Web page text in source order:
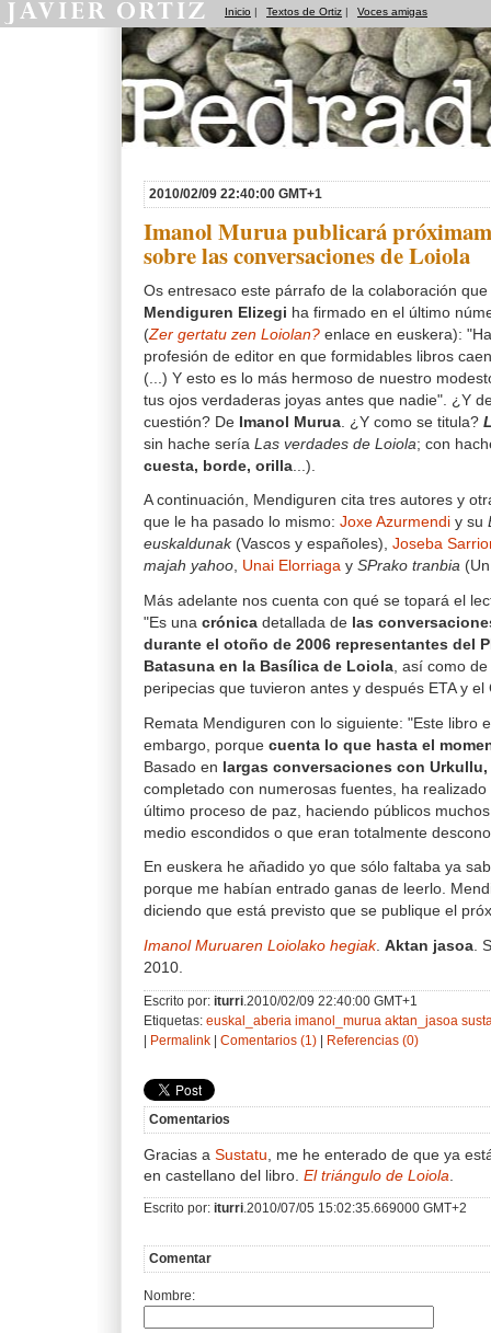
Inicio | Textos de Ortiz | Voces amigas
2010/02/09 22:40:00 GMT+1
Imanol Murua publicará
sobre las conversaciones de Loiola
Os entresaco este párrafo de la colaboración
Mendiguren Elizegi ha firmado en el último
(Zer gertatu zen Loiolan? enlace en euskera):
profesión de editor en que formidables libros
(...) Y esto es lo más hermoso de nuestro
tus ojos verdaderas joyas antes que nadie". ¿Y
cuestión? De Imanol Murua . ¿Y como se titula?
sin hache sería Las verdades de Loiola; con
cuesta, borde, orilla ...).
A continuación, Mendiguren cita tres autores y
que le ha pasado lo mismo: Joxe Azurmendi y su
euskaldunak(Vascos y españoles), Joseba
majah yahoo, Unai Elorriaga y SPrako tranbia
Más adelante nos cuenta con qué se topará el
"Es una crónica detallada de las
durante el otoño de 2006 representantes del
Batasuna en la Basílica de Loiola, así como
peripecias que tuvieron antes y después ETA y
Remata Mendiguren con lo siguiente: "Este libro
embargo, porque cuenta lo que hasta el
Basado en largas conversaciones con
completado con numerosas fuentes, ha
último proceso de paz, haciendo públicos
medio escondidos o que eran totalmente
En euskera he añadido yo que sólo faltaba ya
porque me habían entrado ganas de leerlo.
diciendo que está previsto que se publique el
Imanol Muruaren Loiolako hegiak. Aktan jasoa.
2010.
Escrito por: iturri .2010/02/09 22:40:00 GMT+1
Etiquetas: euskal_aberia imanol_murua aktan_jasoa
Permalink Comentarios (1) Referencias (0)
Comentarios
Gracias a Sustatu, me he enterado de que ya
en castellano del libro. El triángulo de Loiola.
Escrito por: iturri .2010/07/05 15:02:35.669000 GMT+2
Comentar
Nombre: